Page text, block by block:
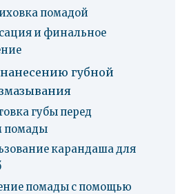
помадой
и финальное
губной
губы перед
помады
карандаша для
помады с помощью